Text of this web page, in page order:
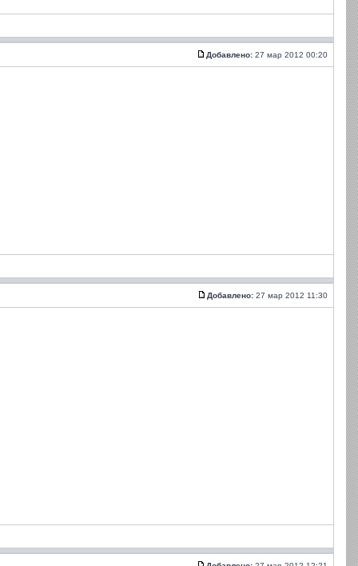
Добавлено: 27 мар 2012 00:20
Добавлено: 27 мар 2012 11:30